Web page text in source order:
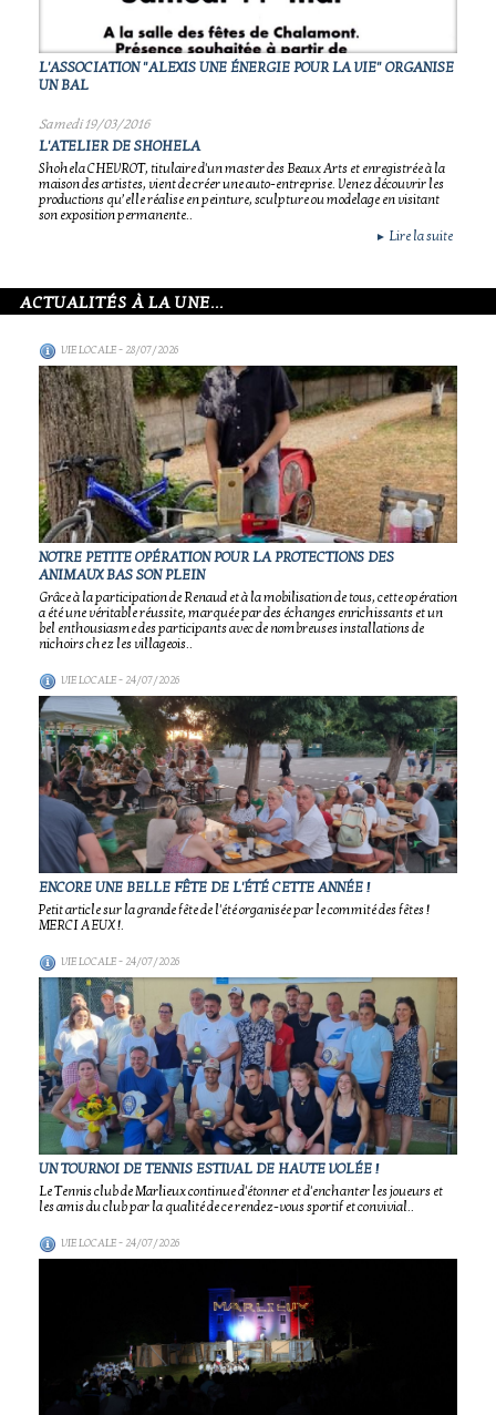
L'ASSOCIATION "ALEXIS UNE ÉNERGIE POUR LA VIE" ORGANISE
UN BAL
Samedi 19/03/2016
L'ATELIER DE SHOHELA
Shohela CHEVROT, titulaire d'un master des Beaux Arts et enregistrée à la
maison des artistes, vient de créer une auto-entreprise. Venez découvrir les
productions qu’elle réalise en peinture, sculpture ou modelage en visitant
son exposition permanente..
► Lire la suite
ACTUALITÉS À LA UNE...
VIE LOCALE- 28/07/2026
NOTRE PETITE OPÉRATION POUR LA PROTECTIONS DES
ANIMAUX BAS SON PLEIN
Grâce à la participation de Renaud et à la mobilisation de tous, cette opération
a été une véritable réussite, marquée par des échanges enrichissants et un
bel enthousiasme des participants avec de nombreuses installations de
nichoirs chez les villageois..
VIE LOCALE- 24/07/2026
ENCORE UNE BELLE FÊTE DE L'ÉTÉ CETTE ANNÉE !
Petit article sur la grande fête de l'été organisée par le commité des fêtes !
MERCI A EUX !.
VIE LOCALE- 24/07/2026
UN TOURNOI DE TENNIS ESTIVAL DE HAUTE VOLÉE !
Le Tennis club de Marlieux continue d'étonner et d'enchanter les joueurs et
les amis du club par la qualité de ce rendez-vous sportif et convivial..
VIE LOCALE- 24/07/2026